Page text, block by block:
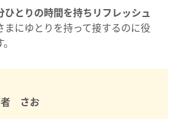
とりの時間を持ちリフレッシュ
まにゆとりを持って接するのに役
者 さお